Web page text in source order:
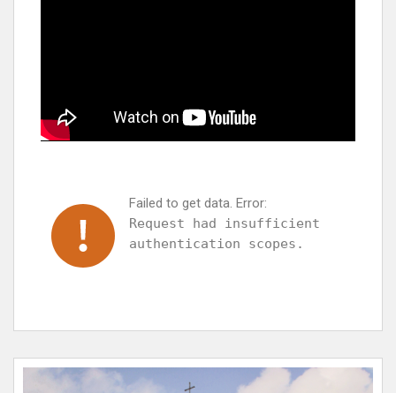
Failed to get data. Error:
Request had insufficient
authentication scopes.